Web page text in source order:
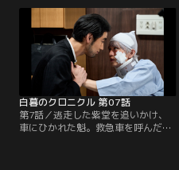
惹かれ合っていく。しかし、時代の
波にのまれ2人は離れ離れに。「必
ず迎えに行く」と約束した魁だった
が、沖縄で瀕死の重傷を負う。命尽
き果てる寸前に現われた意外な人
物。
白暮のクロニクル 第07話
第7話／逃走した紫堂を追いかけ、
車にひかれた魁。救急車を呼んだの